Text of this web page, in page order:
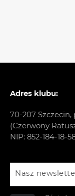
Adres klubu:
70-207
(Czerwony
NIP: 852-184-18-
Nasz